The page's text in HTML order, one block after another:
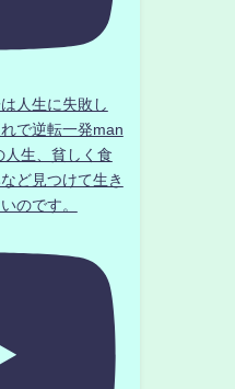
人生に失敗し
で逆転一発man
人生、貧しく食
ど見つけて生き
のです。